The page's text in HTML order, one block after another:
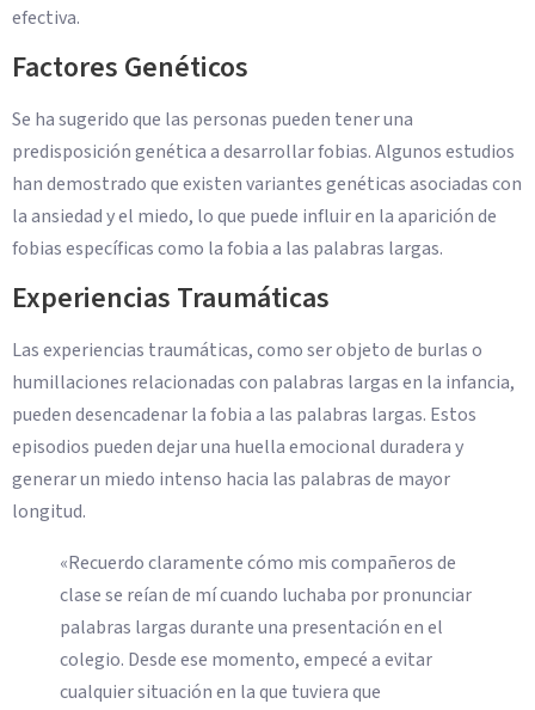
efectiva.
Factores Genéticos
Se ha sugerido que las personas pueden tener una
predisposición genética a desarrollar fobias. Algunos estudios
han demostrado que existen variantes genéticas asociadas con
la ansiedad y el miedo, lo que puede influir en la aparición de
fobias específicas como la fobia a las palabras largas.
Experiencias Traumáticas
Las experiencias traumáticas, como ser objeto de burlas o
humillaciones relacionadas con palabras largas en la infancia,
pueden desencadenar la fobia a las palabras largas. Estos
episodios pueden dejar una huella emocional duradera y
generar un miedo intenso hacia las palabras de mayor
longitud.
«Recuerdo claramente cómo mis compañeros de
clase se reían de mí cuando luchaba por pronunciar
palabras largas durante una presentación en el
colegio. Desde ese momento, empecé a evitar
cualquier situación en la que tuviera que